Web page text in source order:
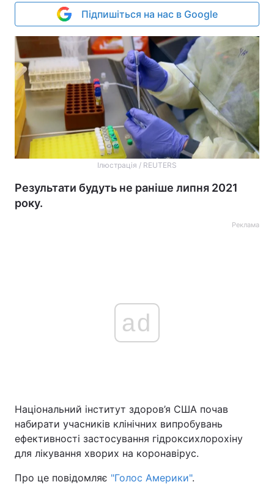
Підпишіться на нас в Google
Ілюстрація / REUTERS
Результати будуть не раніше липня 2021
року.
Реклама
ad
Національний інститут здоров’я США почав
набирати учасників клінічних випробувань
ефективності застосування гідроксихлорохіну
для лікування хворих на коронавірус.
Про це повідомляє "Голос Америки".